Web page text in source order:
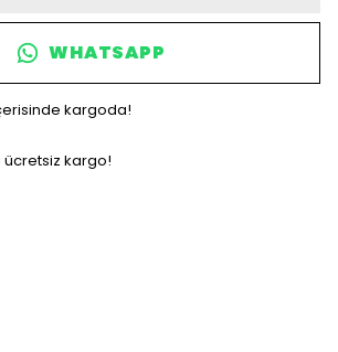
WHATSAPP
kargoda!
ücretsiz kargo!